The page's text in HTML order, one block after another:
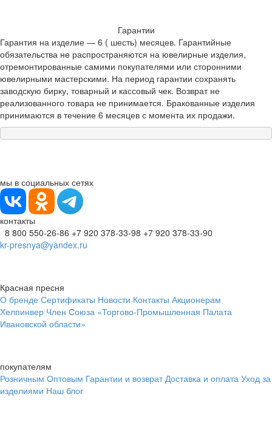
Гарантии
Гарантия на изделие — 6 ( шесть) месяцев. Гарантийные
обязательства не распространяются на ювелирные изделия,
отремонтированные самими покупателями или сторонними
ювелирными мастерскими. На период гарантии сохранять
заводскую бирку, товарный и кассовый чек. Возврат не
реализованного товара не принимается. Бракованные изделия
принимаются в течение 6 месяцев с момента их продажи.
мы в социальных сетях
контакты
8 800 550-26-86 +7 920 378-33-98 +7 920 378-33-90
kr-presnya@yandex.ru
Красная пресня
О бренде Сертификаты Новости Контакты Акционерам
Хелпинвер Член Союза «Торгово-Промышленная Палата
Ивановской области»
покупателям
Розничным Оптовым Гарантии и возврат Доставка и оплата Уход за
изделиями Наш блог